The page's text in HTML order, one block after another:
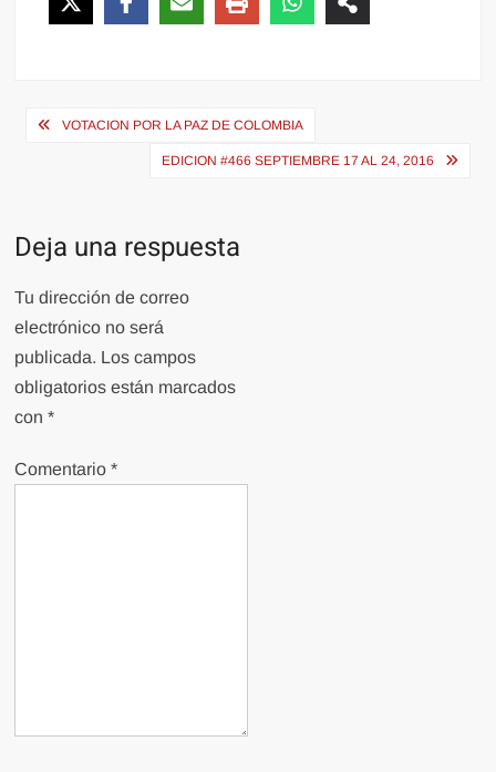
Navegación
VOTACION POR LA PAZ DE COLOMBIA
EDICION #466 SEPTIEMBRE 17 AL 24, 2016
Deja una respuesta
Tu dirección de correo
electrónico no será
publicada. Los campos
obligatorios están marcados
con*
Comentario*